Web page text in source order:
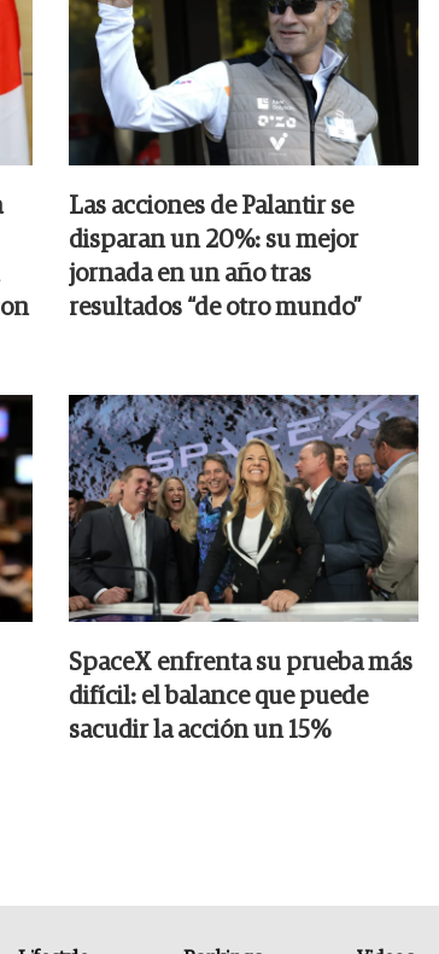
Las acciones de Palantir se
disparan un 20%: su mejor
jornada en un año tras
resultados “de otro mundo”
SpaceX enfrenta su prueba más
difícil: el balance que puede
sacudir la acción un 15%